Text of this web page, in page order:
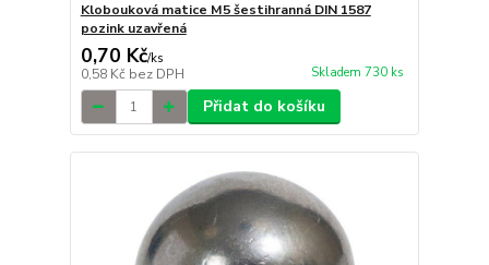
Klobouková matice M5 šestihranná DIN 1587
pozink uzavřená
0,70 Kč/ks
0,58 Kč bez DPH Skladem 730 ks
Přidat do košíku